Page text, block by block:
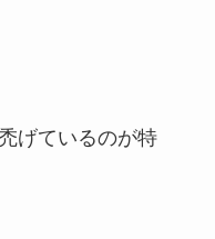
げているのが特